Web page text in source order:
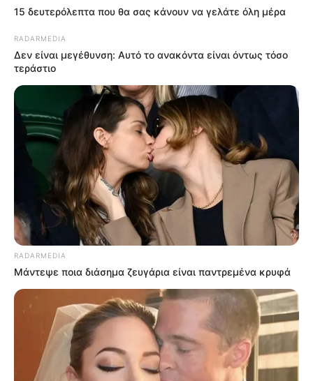
15 δευτερόλεπτα που θα σας κάνουν να γελάτε όλη μέρα
RADARMEDIA
Δεν είναι μεγέθυνση: Αυτό το ανακόντα είναι όντως τόσο
τεράστιο
RADARMEDIA
Μάντεψε ποια διάσημα ζευγάρια είναι παντρεμένα κρυφά